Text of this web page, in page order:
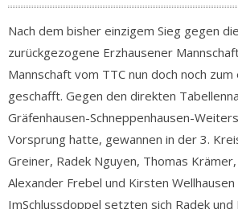
Nach dem bisher einzigem Sieg gegen
zurückgezogene Erzhausener
Mannschaft vom TTC nun doch noch
geschafft. Gegen den direkten
Gräfenhausen-Schneppenhausen-
Vorsprung hatte, gewannen in der 3.
Greiner, Radek Nguyen, Thomas
Alexander Frebel und Kirsten Wellhausen
ImSchlussdoppel setzten sich Radek und